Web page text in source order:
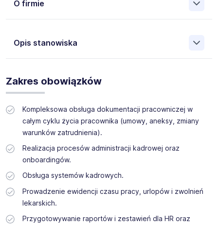
O firmie
Opis stanowiska
osób na stanowisko: Specjalista ds. kadr i płac (k/m)
Zakres obowiązków
Kompleksowa obsługa dokumentacji pracowniczej w
całym cyklu życia pracownika (umowy, aneksy, zmiany
warunków zatrudnienia).
Realizacja procesów administracji kadrowej oraz
onboardingów.
Obsługa systemów kadrowych.
Prowadzenie ewidencji czasu pracy, urlopów i zwolnień
lekarskich.
Przygotowywanie raportów i zestawień dla HR oraz